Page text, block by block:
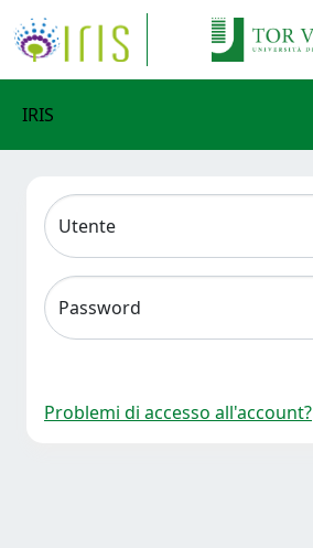
IRIS
Utente
Password
Problemi di accesso all'account?